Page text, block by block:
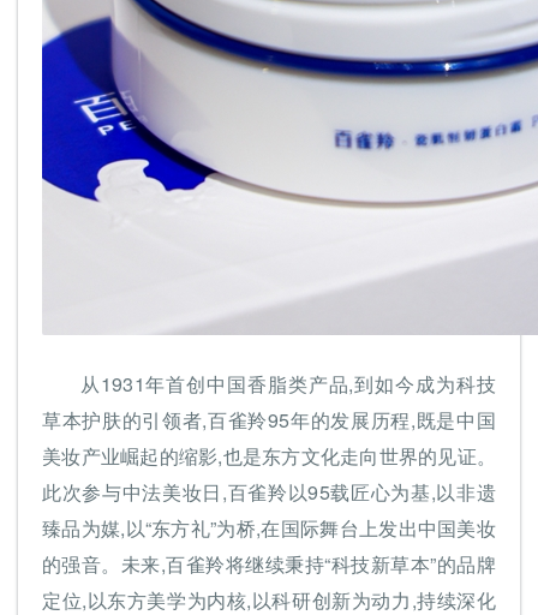
从1931年首创中国香脂类产品,到如今成为科技
草本护肤的引领者,百雀羚95年的发展历程,既是中国
美妆产业崛起的缩影,也是东方文化走向世界的见证。
此次参与中法美妆日,百雀羚以95载匠心为基,以非遗
臻品为媒,以“东方礼”为桥,在国际舞台上发出中国美妆
的强音。未来,百雀羚将继续秉持“科技新草本”的品牌
定位,以东方美学为内核,以科研创新为动力,持续深化